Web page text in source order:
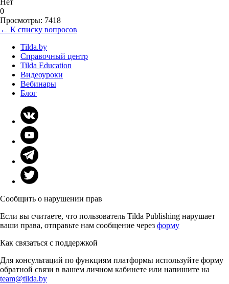
Нет
0
Просмотры: 7418
← К списку вопросов
Tilda.by
Справочный центр
Tilda Education
Видеоуроки
Вебинары
Блог
Сообщить о нарушении прав
Если вы считаете, что пользователь Tilda Publishing нарушает
ваши права, отправьте нам сообщение через форму
Как связаться с поддержкой
Для консультаций по функциям платформы используйте форму
обратной связи в вашем личном кабинете или напишите на
team@tilda.by